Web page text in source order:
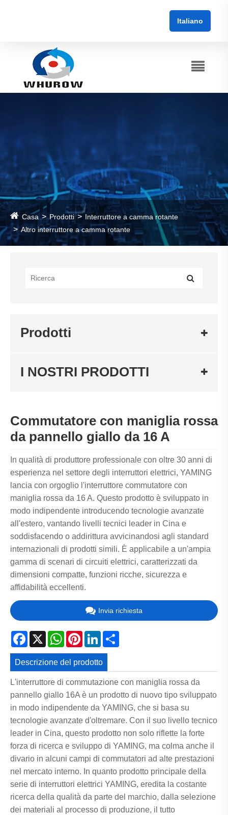
Italiano
Casa Prodotti
Interruttore a camma rotante
Altro interruttore a camma rotante
Prodotti
I NOSTRI PRODOTTI
Commutatore con maniglia rossa
da pannello giallo da 16 A
In qualità di produttore professionale con oltre 30 anni di
esperienza nel settore degli interruttori elettrici, YAMING
lancia con orgoglio l'interruttore commutatore con
maniglia rossa da 16 A. Questo prodotto è sviluppato in
modo indipendente introducendo tecnologie avanzate
all'estero, vantando livelli tecnici leader in Cina e
soddisfacendo o addirittura avvicinandosi agli standard
internazionali di prodotti simili. È applicabile a un'ampia
gamma di scenari di circuiti elettrici, caratterizzati da
dimensioni compatte, funzioni ricche, sicurezza e
affidabilità eccellenti.
Invia richiesta
Facebook
X WhatsApp
PinterestLinkedIn
Descrizione del prodotto
L'interruttore di commutazione con maniglia rossa da
pannello giallo 16A è un prodotto di nuovo tipo sviluppato
in modo indipendente da YAMING, che si basa su
tecnologie avanzate d'oltremare. Con il suo livello tecnico
leader in Cina, questo prodotto non solo riflette la forte
forza di ricerca e sviluppo di YAMING, ma colma anche il
divario in alcuni campi di commutatori ad alte prestazioni
nel mercato interno. In quanto prodotto principale della
serie di interruttori elettrici YAMING, eredita la costante
ricerca della qualità da parte del marchio, dalla selezione
dei materiali al processo di produzione, il tutto